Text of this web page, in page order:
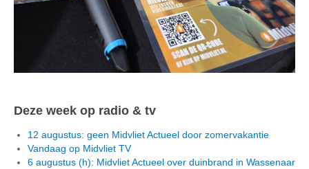
Deze week op radio & tv
12 augustus: geen Midvliet Actueel door zomervakantie
Vandaag op Midvliet TV
6 augustus (h): Midvliet Actueel over duinbrand in Wassenaar